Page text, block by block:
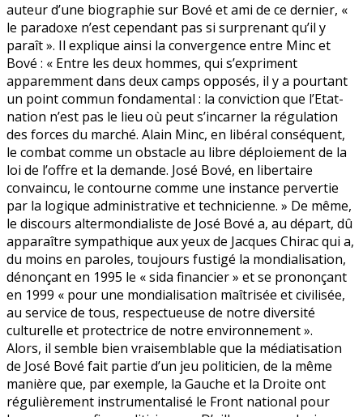
auteur d’une biographie sur Bové et ami de ce dernier, «
le paradoxe n’est cependant pas si surprenant qu’il y
paraît ». Il explique ainsi la convergence entre Minc et
Bové : « Entre les deux hommes, qui s’expriment
apparemment dans deux camps opposés, il y a pourtant
un point commun fondamental : la conviction que l’Etat-
nation n’est pas le lieu où peut s’incarner la régulation
des forces du marché. Alain Minc, en libéral conséquent,
le combat comme un obstacle au libre déploiement de la
loi de l’offre et la demande. José Bové, en libertaire
convaincu, le contourne comme une instance pervertie
par la logique administrative et technicienne. » De même,
le discours altermondialiste de José Bové a, au départ, dû
apparaître sympathique aux yeux de Jacques Chirac qui a,
du moins en paroles, toujours fustigé la mondialisation,
dénonçant en 1995 le « sida financier » et se prononçant
en 1999 « pour une mondialisation maîtrisée et civilisée,
au service de tous, respectueuse de notre diversité
culturelle et protectrice de notre environnement ».
Alors, il semble bien vraisemblable que la médiatisation
de José Bové fait partie d’un jeu politicien, de la même
manière que, par exemple, la Gauche et la Droite ont
régulièrement instrumentalisé le Front national pour